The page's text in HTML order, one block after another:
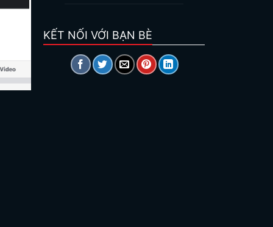
KẾT NỐI VỚI BẠN BÈ